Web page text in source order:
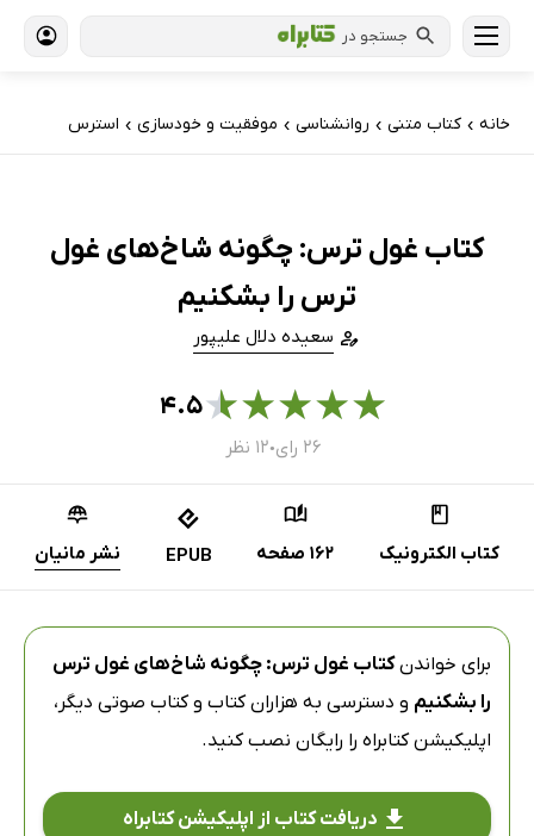
جستجو در
خانه › کتاب‌ متنی › روانشناسی › موفقیت و خودسازی › استرس
کتاب غول ترس: چگونه شاخ‌های غول
ترس را بشکنیم
سعیده دلال علیپور
★
★
★
★
★۴.۵
۲۶ رای ● ۱۲ نظر
کتاب الکترونیک 162 صفحه EPUB نشر مانیان
برای خواندنکتاب غول ترس: چگونه شاخ‌های غول ترس
را بشکنیم و دسترسی به هزاران کتاب و کتاب صوتی دیگر،
اپلیکیشن کتابراه را رایگان نصب کنید.
دریافت کتاب از اپلیکیشن کتابراه